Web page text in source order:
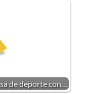
de deporte con…